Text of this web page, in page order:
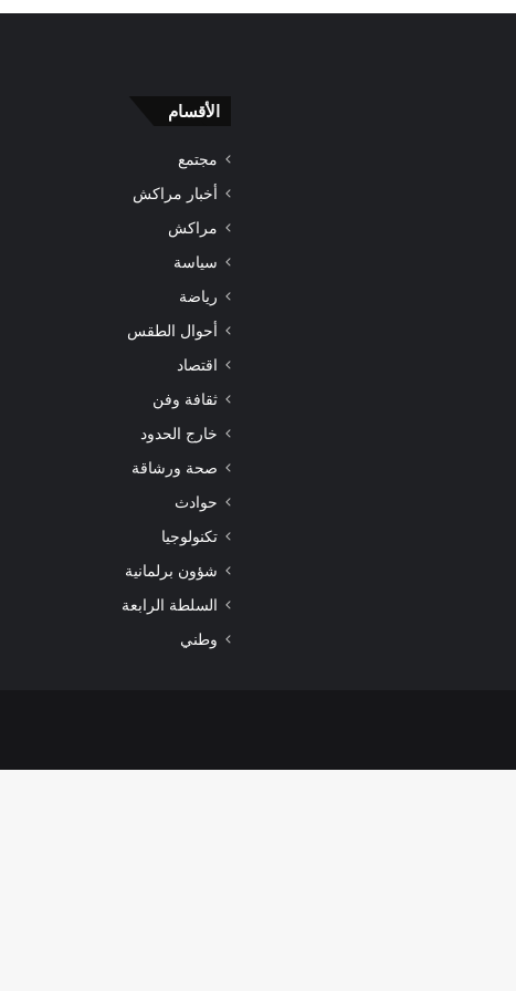
الأقسام
مجتمع
أخبار مراكش
مراكش
سياسة
رياضة
أحوال الطقس
اقتصاد
ثقافة وفن
خارج الحدود
صحة ورشاقة
حوادث
تكنولوجيا
شؤون برلمانية
السلطة الرابعة
وطني